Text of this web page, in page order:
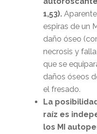
1,53).
espiras de un
daño óseo
necrosis y
que se
daños óseos
el fresado.
La
raíz es
los MI